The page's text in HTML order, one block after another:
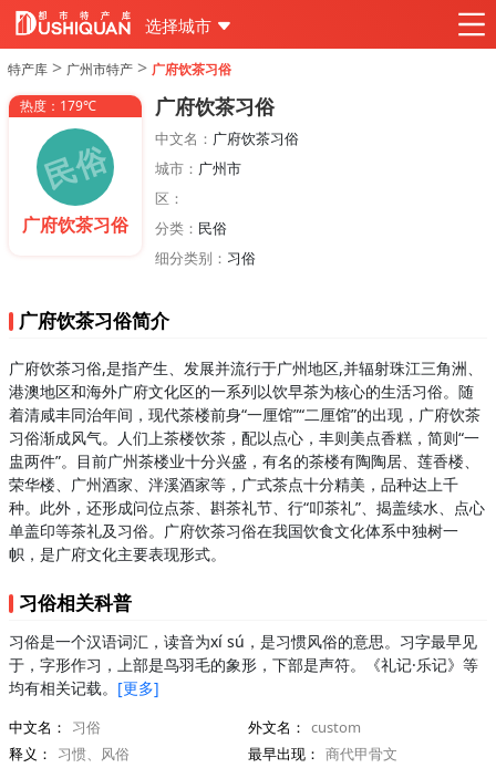
选择城市
特产库 > 广州市特产 > 广府饮茶习俗
热度：179℃
广府饮茶习俗
广府饮茶习俗
中文名： 广府饮茶习俗
城市： 广州市
区：
分类： 民俗
细分类别： 习俗
广府饮茶习俗简介
广府饮茶习俗,是指产生、发展并流行于广州地区,并辐射珠江三角洲、
港澳地区和海外广府文化区的一系列以饮早茶为核心的生活习俗。随
着清咸丰同治年间，现代茶楼前身“一厘馆”“二厘馆”的出现，广府饮茶
习俗渐成风气。人们上茶楼饮茶，配以点心，丰则美点香糕，简则“一
盅两件”。目前广州茶楼业十分兴盛，有名的茶楼有陶陶居、莲香楼、
荣华楼、广州酒家、泮溪酒家等，广式茶点十分精美，品种达上千
种。此外，还形成问位点茶、斟茶礼节、行“叩茶礼”、揭盖续水、点心
单盖印等茶礼及习俗。广府饮茶习俗在我国饮食文化体系中独树一
帜，是广府文化主要表现形式。
习俗相关科普
习俗是一个汉语词汇，读音为xí sú，是习惯风俗的意思。习字最早见
于，字形作习，上部是鸟羽毛的象形，下部是声符。《礼记·乐记》等
均有相关记载。 [更多]
中文名： 习俗 外文名： custom
释义：
习惯、风俗 最早出现： 商代甲骨文